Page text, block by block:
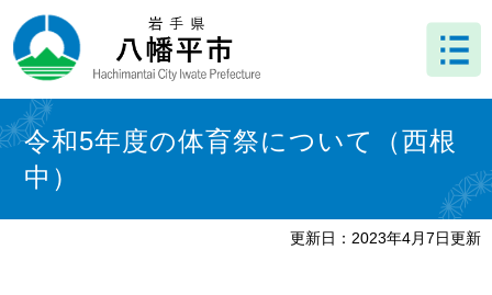
ー
ジ
先
頭
で
ニ
ュ
を
飛
ば
本
文 令和5年度の体育祭について（西根
中）
更新日：2023年4月7日更新